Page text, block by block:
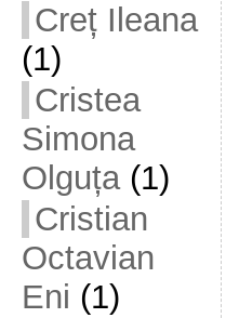
Creț Ileana
(1)
Cristea
Simona
Olguța(1)
Cristian
Octavian
Eni (1)